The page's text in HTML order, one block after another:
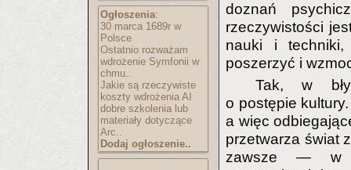
Ogłoszenia:
30 marca 1689r w
Polsce
Ostatnio rozważam
wdrożenie Symfonii w
chmu..
Jakie są rzeczywiste
koszty wdrożenia AI
dobre szkolenia lub
materiały dotyczące
Arc..
Dodaj ogłoszenie..
doznań
rzeczywistości
nauki i techniki,
poszerzyć i
Tak, w
o postępie
a więc
przetwarza świat
zawsze — w